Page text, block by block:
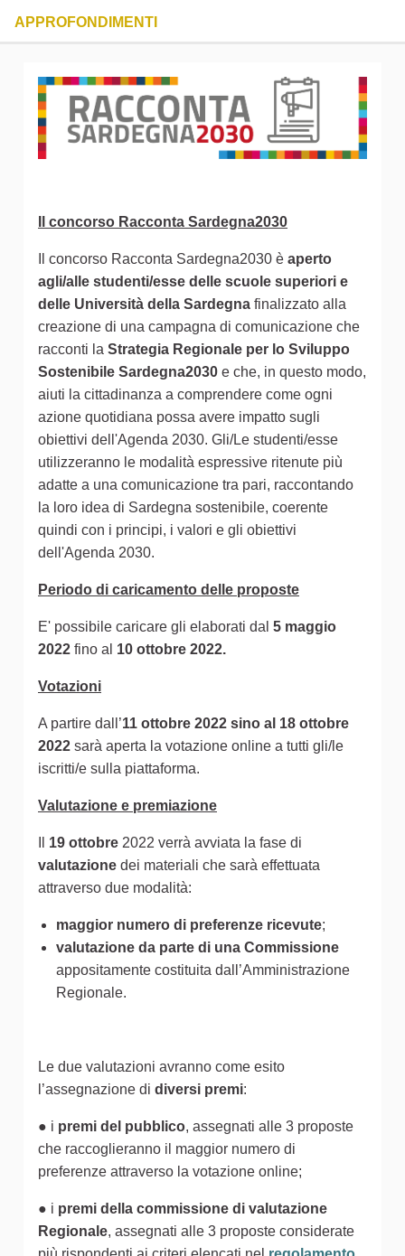
APPROFONDIMENTI
Il concorso Racconta Sardegna2030
Il concorso Racconta Sardegna2030 è aperto
agli/alle studenti/esse delle scuole superiori e
delle Università della Sardegna finalizzato alla
creazione di una campagna di comunicazione che
racconti la Strategia Regionale per lo Sviluppo
Sostenibile Sardegna2030 e che, in questo modo,
aiuti la cittadinanza a comprendere come ogni
azione quotidiana possa avere impatto sugli
obiettivi dell'Agenda 2030. Gli/Le studenti/esse
utilizzeranno le modalità espressive ritenute più
adatte a una comunicazione tra pari, raccontando
la loro idea di Sardegna sostenibile, coerente
quindi con i principi, i valori e gli obiettivi
dell'Agenda 2030.
Periodo di caricamento delle proposte
E' possibile caricare gli elaborati dal 5 maggio
2022 fino al 10 ottobre 2022.
Votazioni
A partire dall’11 ottobre 2022 sino al 18 ottobre
2022 sarà aperta la votazione online a tutti gli/le
iscritti/e sulla piattaforma.
Valutazione e premiazione
19 ottobre 2022 verrà avviata la fase di
valutazione dei materiali che sarà effettuata
attraverso due modalità:
maggior numero di preferenze ricevute;
valutazione da parte di una Commissione
appositamente costituita dall’Amministrazione
Regionale.
Le due valutazioni avranno come esito
l’assegnazione di diversi premi:
● i premi del pubblico, assegnati alle 3 proposte
che raccoglieranno il maggior numero di
preferenze attraverso la votazione online;
● i premi della commissione di valutazione
Regionale, assegnati alle 3 proposte considerate